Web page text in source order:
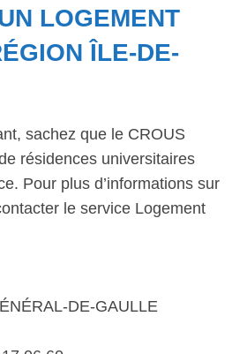
LOGEMENT
ÎLE-DE-
sachez que le CROUS
résidences universitaires
Pour plus d’informations sur
le service Logement
DE-GAULLE